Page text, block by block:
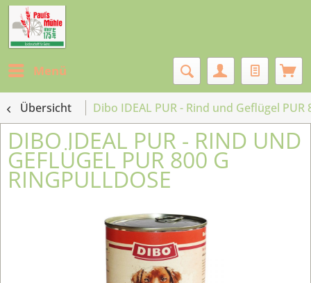
Menü
Übersicht Dibo IDEAL PUR - Rind und Geflügel
DIBO IDEAL PUR - RIND UND
GEFLÜGEL PUR 800 G
RINGPULLDOSE